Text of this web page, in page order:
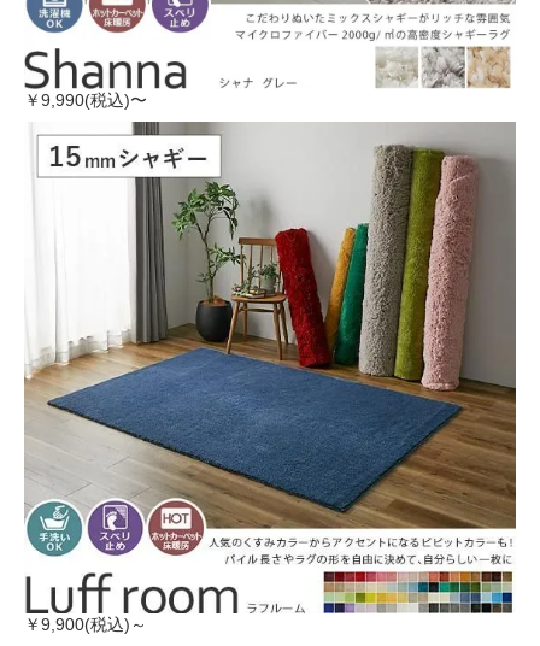
￥9,990(税込)〜
￥9,900(税込)～